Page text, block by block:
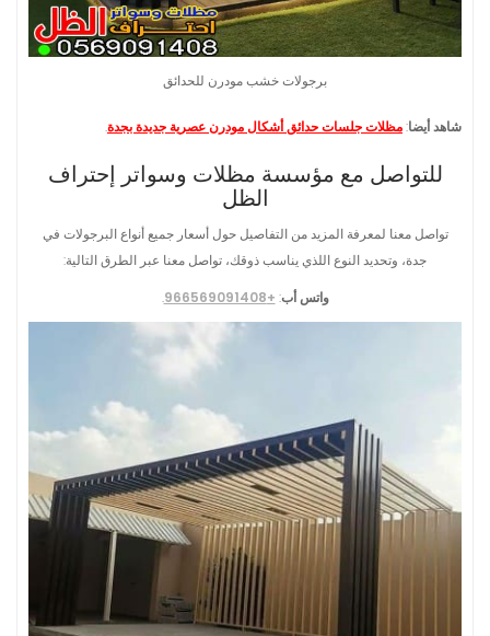
برجولات خشب مودرن للحدائق
شاهد أيضا:مظلات جلسات حدائق أشكال مودرن عصرية جديدة بجدة.
للتواصل مع مؤسسة مظلات وسواتر إحتراف
الظل
تواصل معنا لمعرفة المزيد من التفاصيل حول أسعار جميع أنواع البرجولات في
جدة، وتحديد النوع اللذي يناسب ذوقك، تواصل معنا عبر الطرق التالية:
واتس أب:
+966569091408
.